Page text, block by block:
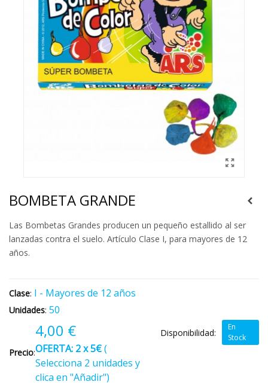
BOMBETA GRANDE
Las Bombetas Grandes producen un pequeño estallido al ser
lanzadas contra el suelo. Artículo Clase I, para mayores de 12
años.
Clase: I - Mayores de 12 años
Unidades: 50
Precio:
4,00 €
OFERTA: 2x 5€(
Selecciona 2 unidades y
clica en "Añadir")
Disponibilidad:
En
Stock